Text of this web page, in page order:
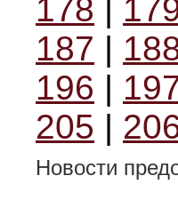
178
187 |
196 |
205 |
Новости